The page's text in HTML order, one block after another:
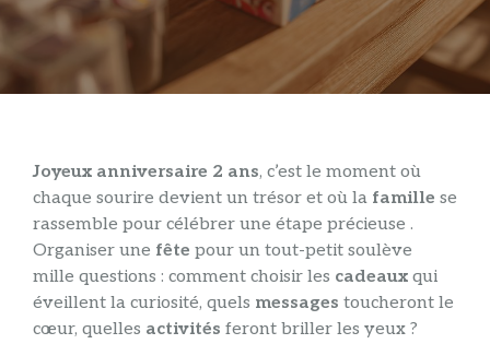
Joyeux anniversaire 2 ans, c’est le moment où
chaque sourire devient un trésor et où la famille se
rassemble pour célébrer une étape précieuse .
Organiser une fête pour un tout-petit soulève
mille questions : comment choisir les cadeaux qui
éveillent la curiosité, quels messages toucheront le
cœur, quelles activités feront briller les yeux ?